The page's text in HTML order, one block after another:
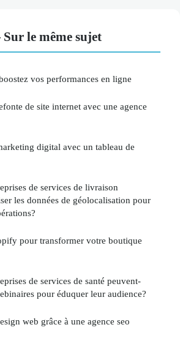
le même sujet
vos performances en ligne
de site internet avec une agence
digital avec un tableau de
de services de livraison
les données de géolocalisation pour
pour transformer votre boutique
de services de santé peuvent-
pour éduquer leur audience?
web grâce à une agence seo